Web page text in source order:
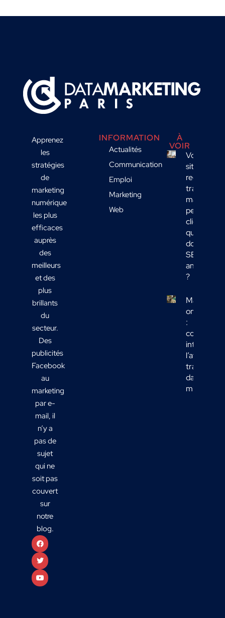
Apprenez
les
stratégies
de
marketing
numérique
les plus
efficaces
auprès
des
meilleurs
et des
plus
brillants
du
secteur.
Des
publicités
Facebook
au
marketing
par e-
mail, il
n’y a
pas de
sujet
qui ne
soit pas
couvert
sur
notre
blog.
INFORMATION
Actualités
Communication
Emploi
Marketing
Web
À
VOIR
Votre
site
reçoit du
trafic
mais
peu de
clients :
quelles
données
SEO
analyser
?
Marketing
omnicanal
:
comment
intégrer
l’affichage
transport
dans votre
mix média